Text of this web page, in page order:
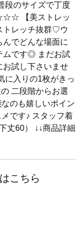
段のサイズで丁度
【美ストレッ
トレッチ抜群♡ウ
でどんな場面に
ムです◎ まだお試
お試し下さいませ
に入りの1枚がきっ
二段階からお選
のも嬉しいポイン
です♪ スタッフ着
丈60） ↓↓商品詳細
こちら